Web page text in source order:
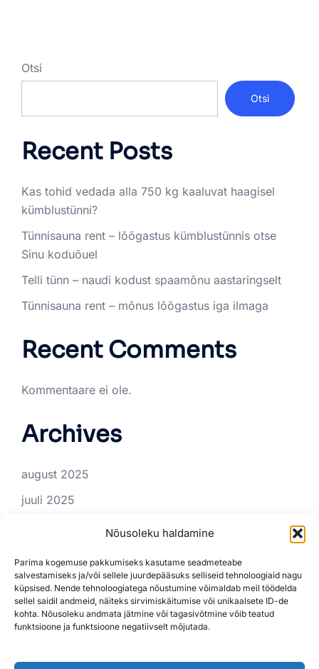
Nõusoleku haldamine
Parima kogemuse pakkumiseks kasutame seadmeteabe
salvestamiseks ja/või sellele juurdepääsuks selliseid tehnoloogiaid nagu
küpsised. Nende tehnoloogiatega nõustumine võimaldab meil töödelda
sellel saidil andmeid, näiteks sirvimiskäitumise või unikaalsete ID-de
kohta. Nõusoleku andmata jätmine või tagasivõtmine võib teatud
funktsioone ja funktsioone negatiivselt mõjutada.
Otsi
Otsi
Recent Posts
Kas tohid vedada alla 750 kg kaaluvat haagisel
kümblustünni?
Tünnisauna rent – lõõgastus kümblustünnis otse
Sinu koduõuel
Telli tünn – naudi kodust spaamõnu aastaringselt
Tünnisauna rent – mõnus lõõgastus iga ilmaga
Recent Comments
Kommentaare ei ole.
Archives
august 2025
juuli 2025
Categories
Tünnisauna rent